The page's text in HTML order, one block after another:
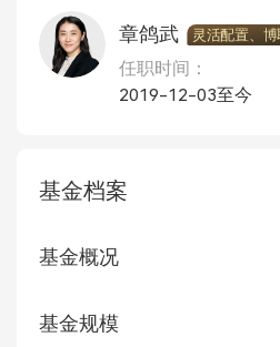
章鸽武 灵活配置、
任职时间：
2019-12-03至今
基金档案
基金概况
基金规模